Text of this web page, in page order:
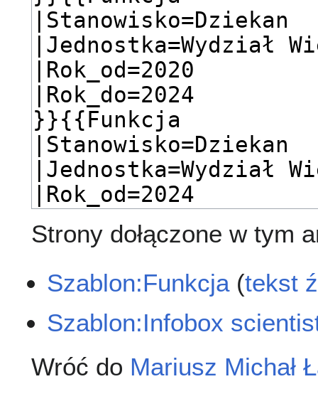
Strony dołączone w tym
Szablon:Funkcja (tekst
Szablon:Infobox
Wróć do Mariusz Michał